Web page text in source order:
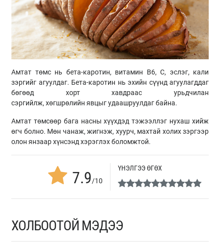
Амтат төмс нь бета-каротин, витамин В6, С, эслэг, кали
зэргийг агуулдаг. Бета-каротин нь эхийн сүүнд агуулагддаг
бөгөөд хорт хавдраас урьдчилан
сэргийлж, хөгшрөлийн явцыг удаашруулдаг байна.
Амтат төмсөөр бага насны хүүхдэд тэжээллэг нухаш хийж
өгч болно. Мөн чанаж, жигнэж, хуурч, махтай холих зэргээр
олон янзаар хүнсэнд хэрэглэх боломжтой.
7.9/10
ҮНЭЛГЭЭ ӨГӨХ
ХОЛБООТОЙ МЭДЭЭ